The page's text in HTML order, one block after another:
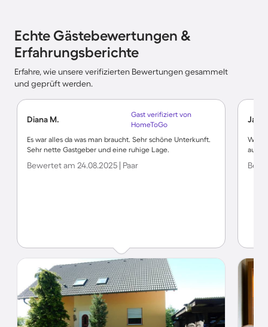
Echte Gästebewertungen &
Erfahrungsberichte
Erfahre, wie unsere verifizierten Bewertungen gesammelt
und geprüft werden.
Diana M.
Gast verifiziert von
HomeToGo
Es war alles da was man braucht. Sehr schöne Unterkunft.
Sehr nette Gastgeber und eine ruhige Lage.
Bewertet am 24.08.2025 | Paar
auch